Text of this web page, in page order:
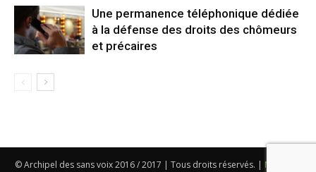
Une permanence téléphonique dédiée
à la défense des droits des chômeurs
et précaires
© Archipel des sans voix 2016 / 2017 | Tous droits réservés. | Mentions